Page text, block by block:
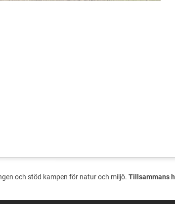
och stöd kampen för natur och miljö. Tillsammans